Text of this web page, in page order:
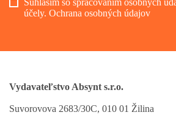
Súhlasím so spracovaním osobných
účely. Ochrana osobných údajov
Vydavateľstvo Absynt s.r.o.
Suvorovova 2683/30C, 010 01 Žilina